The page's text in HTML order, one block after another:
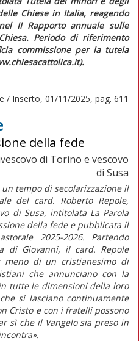
Chiese in Italia, reagendo
II Rapporto annuale sulle
Periodo di riferimento
commissione per la tutela
/ Inserto, 01/11/2025, pag. 611
della fede
di Torino e vescovo
di Susa
tempo di secolarizzazione il
del card. Roberto Repole,
di Susa, intitolata La Parola
della fedee pubblicata il
2025-2026. Partendo
di Giovanni, il card. Repole
di un cristianesimo di
che annunciano con la
tutte le dimensioni della loro
si lasciano continuamente
Cristo e con i fratelli possono
sì che il Vangelo sia preso in